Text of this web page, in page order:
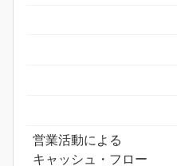
営業活動による
キャッシュ・フロー